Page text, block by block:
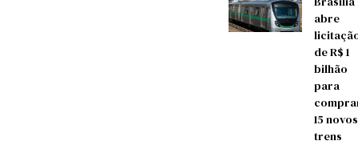
abre
de R$ 1
bilhão
para
15 novos
trens